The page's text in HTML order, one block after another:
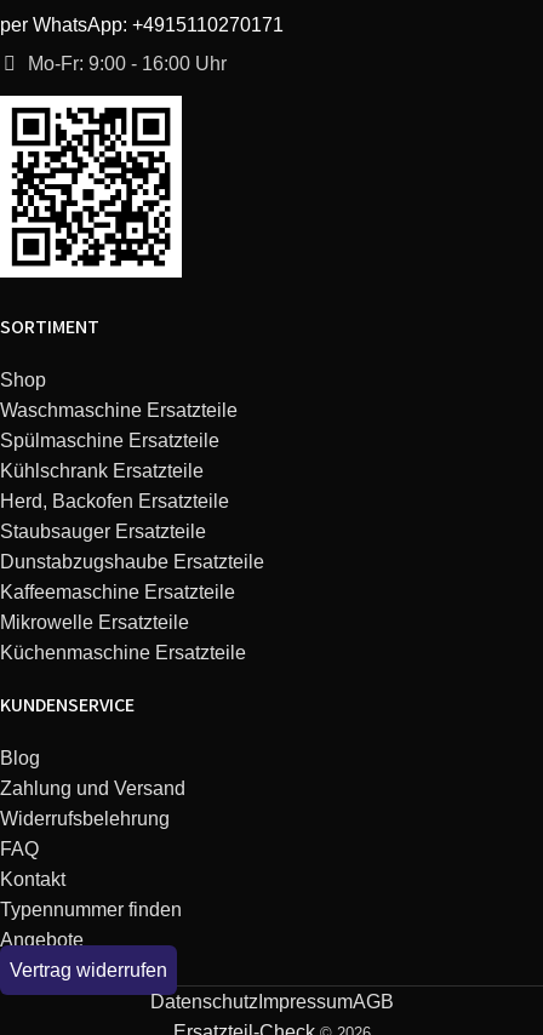
per WhatsApp: +4915110270171
Mo-Fr: 9:00 - 16:00 Uhr
SORTIMENT
Shop
Waschmaschine Ersatzteile
Spülmaschine Ersatzteile
Kühlschrank Ersatzteile
Herd, Backofen Ersatzteile
Staubsauger Ersatzteile
Dunstabzugshaube Ersatzteile
Kaffeemaschine Ersatzteile
Mikrowelle Ersatzteile
Küchenmaschine Ersatzteile
KUNDENSERVICE
Blog
Zahlung und Versand
Widerrufsbelehrung
FAQ
Kontakt
Typennummer finden
Angebote
Vertrag widerrufen
Datenschutz ImpressumAGB